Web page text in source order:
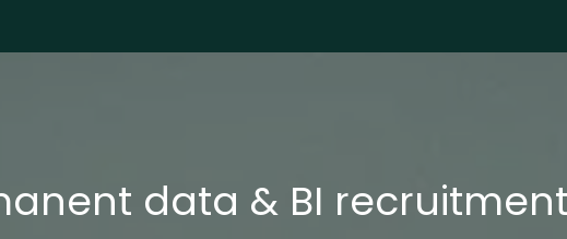
data & BI recruitment